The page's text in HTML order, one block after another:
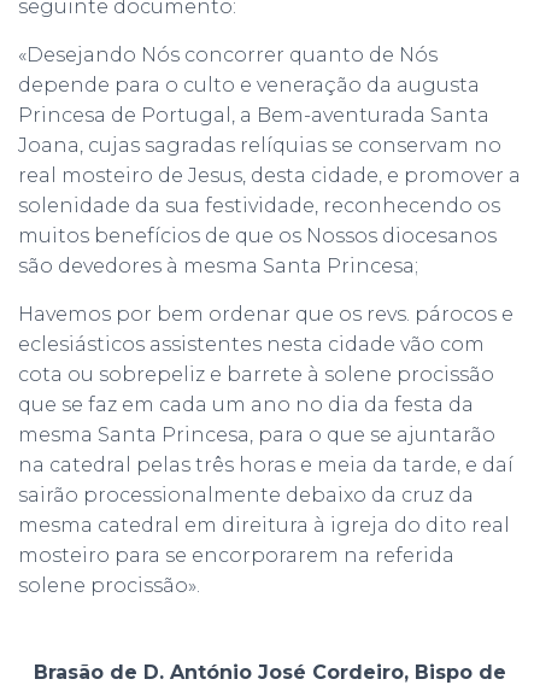
seguinte documento:
«Desejando Nós concorrer quanto de Nós
depende para o culto e veneração da augusta
Princesa de Portugal, a Bem-aventurada Santa
Joana, cujas sagradas relíquias se conservam no
real mosteiro de Jesus, desta cidade, e promover a
solenidade da sua festividade, reconhecendo os
muitos benefícios de que os Nossos diocesanos
são devedores à mesma Santa Princesa;
Havemos por bem ordenar que os revs. párocos e
eclesiásticos assistentes nesta cidade vão com
cota ou sobrepeliz e barrete à solene procissão
que se faz em cada um ano no dia da festa da
mesma Santa Princesa, para o que se ajuntarão
na catedral pelas três horas e meia da tarde, e daí
sairão processionalmente debaixo da cruz da
mesma catedral em direitura à igreja do dito real
mosteiro para se encorporarem na referida
solene procissão».
Brasão de D. António José Cordeiro, Bispo de